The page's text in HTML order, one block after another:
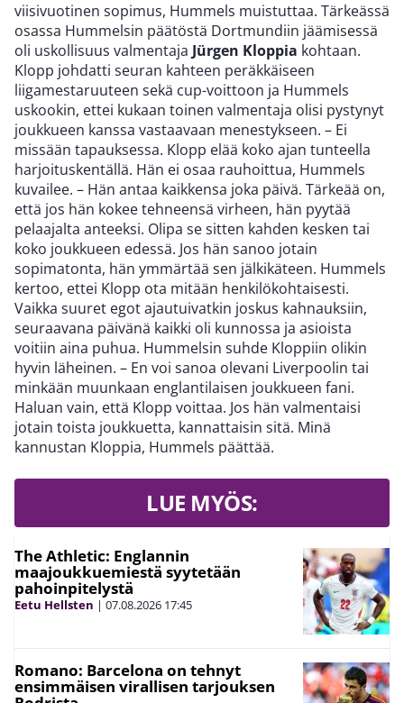
viisivuotinen sopimus, Hummels muistuttaa. Tärkeässä
osassa Hummelsin päätöstä Dortmundiin jäämisessä
oli uskollisuus valmentaja Jürgen Kloppia kohtaan.
Klopp johdatti seuran kahteen peräkkäiseen
liigamestaruuteen sekä cup-voittoon ja Hummels
uskookin, ettei kukaan toinen valmentaja olisi pystynyt
joukkueen kanssa vastaavaan menestykseen. – Ei
missään tapauksessa. Klopp elää koko ajan tunteella
harjoituskentällä. Hän ei osaa rauhoittua, Hummels
kuvailee. – Hän antaa kaikkensa joka päivä. Tärkeää on,
että jos hän kokee tehneensä virheen, hän pyytää
pelaajalta anteeksi. Olipa se sitten kahden kesken tai
koko joukkueen edessä. Jos hän sanoo jotain
sopimatonta, hän ymmärtää sen jälkikäteen. Hummels
kertoo, ettei Klopp ota mitään henkilökohtaisesti.
Vaikka suuret egot ajautuivatkin joskus kahnauksiin,
seuraavana päivänä kaikki oli kunnossa ja asioista
voitiin aina puhua. Hummelsin suhde Kloppiin olikin
hyvin läheinen. – En voi sanoa olevani Liverpoolin tai
minkään muunkaan englantilaisen joukkueen fani.
Haluan vain, että Klopp voittaa. Jos hän valmentaisi
jotain toista joukkuetta, kannattaisin sitä. Minä
kannustan Kloppia, Hummels päättää.
LUE MYÖS:
The Athletic: Englannin
maajoukkuemiestä syytetään
pahoinpitelystä
Eetu Hellsten | 07.08.2026 17:45
Romano: Barcelona on tehnyt
ensimmäisen virallisen tarjouksen